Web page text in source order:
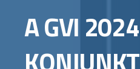
A GVI